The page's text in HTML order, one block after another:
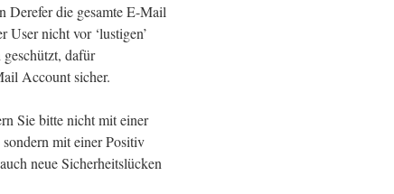
Derefer die gesamte E-Mail
User nicht vor ‘lustigen’
dafür
Account sicher.
Sie bitte nicht mit einer
mit einer Positiv
neue Sicherheitslücken